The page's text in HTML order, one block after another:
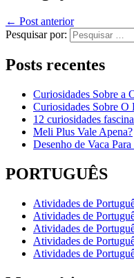
← Post anterior
Pesquisar por:
Posts recentes
Curiosidades Sobre a
Curiosidades Sobre O
12 curiosidades
Meli Plus Vale Apena?
Desenho de Vaca
PORTUGUÊS
Atividades de
Atividades de
Atividades de
Atividades de
Atividades de